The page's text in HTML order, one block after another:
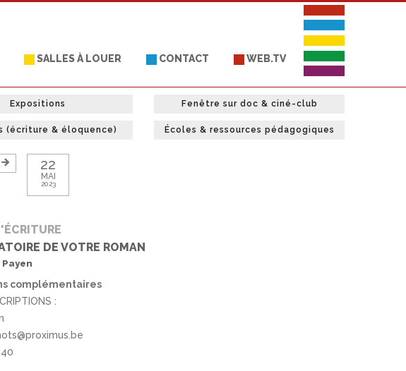
SALLES À LOUER CONTACT WEB.TV
Expositions Fenêtre sur doc & ciné-club
(écriture & éloquence) Écoles & ressources pédagogiques
22
MAI
2023
DE VOTRE ROMAN
complémentaires
: